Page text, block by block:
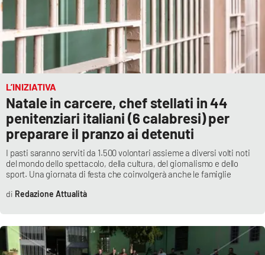
L’INIZIATIVA
Natale in carcere, chef stellati in 44
penitenziari italiani (6 calabresi) per
preparare il pranzo ai detenuti
I pasti saranno serviti da 1.500 volontari assieme a diversi volti noti
del mondo dello spettacolo, della cultura, del giornalismo e dello
sport. Una giornata di festa che coinvolgerà anche le famiglie
Redazione Attualità